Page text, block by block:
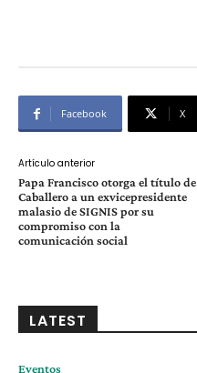
Facebook X
Artículo anterior
Papa Francisco otorga el título de
Caballero a un exvicepresidente
malasio de SIGNIS por su
compromiso con la
comunicación social
LATEST
Eventos